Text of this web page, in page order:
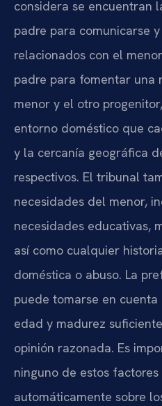
considera se encuentran
padre para comunicarse
relacionados con el
padre para fomentar una
menor y el otro
entorno doméstico que
y la cercanía geográfica
respectivos. El tribunal
necesidades del menor,
necesidades educativas,
así como cualquier
doméstica o abuso. La
puede tomarse en
edad y madurez
opinión razonada. Es
ninguno de estos
automáticamente sobre